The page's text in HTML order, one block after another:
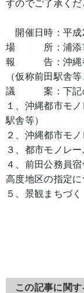
すのでご了承くだ
開催日時：平成
場 所：浦添市
報 告：沖縄都
（仮称前田駅舎
議 案：下記の
１、沖縄都市モ
駅舎等）
２、沖縄都市モ
３、都市モノレ
４、前田公務員
高度地区の指定に
５、景観まちづ
この記事に関